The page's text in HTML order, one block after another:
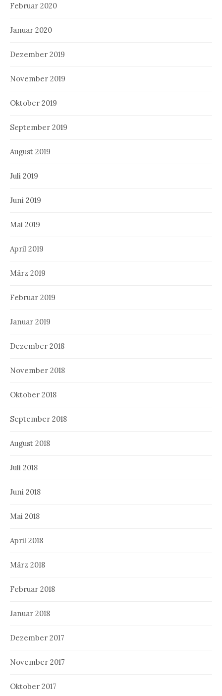
Februar 2020
Januar 2020
Dezember 2019
November 2019
Oktober 2019
September 2019
August 2019
Juli 2019
Juni 2019
Mai 2019
April 2019
März 2019
Februar 2019
Januar 2019
Dezember 2018
November 2018
Oktober 2018
September 2018
August 2018
Juli 2018
Juni 2018
Mai 2018
April 2018
März 2018
Februar 2018
Januar 2018
Dezember 2017
November 2017
Oktober 2017